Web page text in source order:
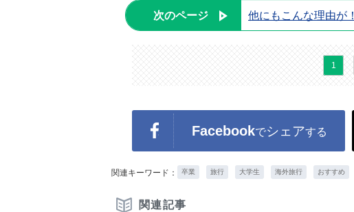
次のページ 他にもこんな理由が！
1
Facebookでシェアする
関連キーワード： 卒業 旅行 大学生 海外旅行 おすすめ
関連記事